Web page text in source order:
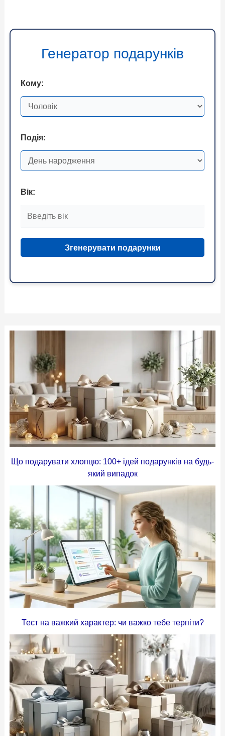
Генератор подарунків
Кому:
Подія:
Вік:
Згенерувати подарунки
Що подарувати хлопцю: 100+ ідей подарунків на будь-
який випадок
Тест на важкий характер: чи важко тебе терпіти?